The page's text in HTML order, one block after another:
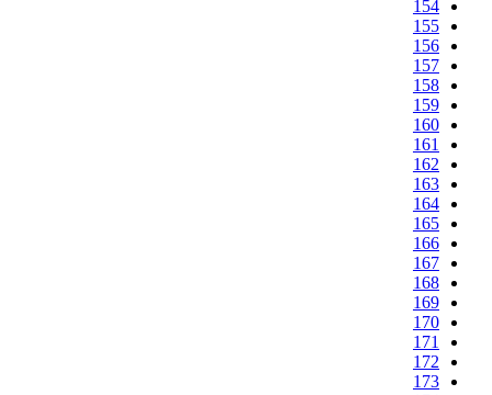
154
155
156
157
158
159
160
161
162
163
164
165
166
167
168
169
170
171
172
173